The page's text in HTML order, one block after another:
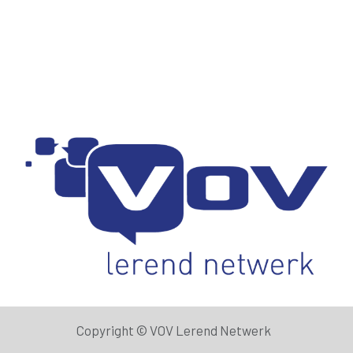
Copyright © VOV Lerend Netwerk